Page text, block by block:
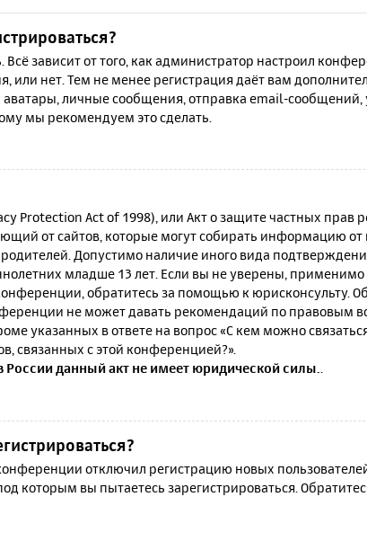
Всё зависит от того, как администратор настроил
или нет. Тем не менее регистрация даёт вам
личные сообщения, отправка email-сообщений,
мы рекомендуем это сделать.
Protection Act of 1998), или Акт о защите частных прав
от сайтов, которые могут собирать информацию
родителей. Допустимо наличие иного вида
младше 13 лет. Если вы не уверены, применимо
обратитесь за помощью к юрисконсульту.
не может давать рекомендаций по правовым
указанных в ответе на вопрос «С кем можно
связанных с этой конференцией?».
России данный акт не имеет юридической силы..
отключил регистрацию новых
которым вы пытаетесь зарегистрироваться.